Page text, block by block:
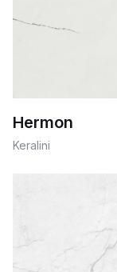
Hermon
Keralini